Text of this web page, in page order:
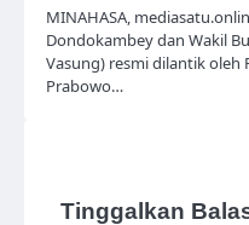
MINAHASA,
Dondokambey dan Wakil
Vasung) resmi dilantik oleh
Prabowo…
Tinggalkan